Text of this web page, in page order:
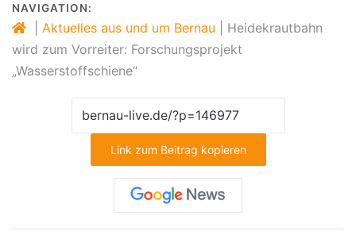
NAVIGATION:
Aktuelles aus und um Bernau
Heidekrautbahn
wird zum Vorreiter: Forschungsprojekt
„Wasserstoffschiene“
Link zum Beitrag kopieren